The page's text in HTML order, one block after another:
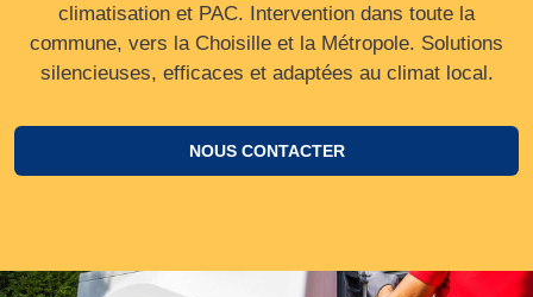
climatisation et PAC. Intervention dans toute la
commune, vers la Choisille et la Métropole. Solutions
silencieuses, efficaces et adaptées au climat local.
NOUS CONTACTER